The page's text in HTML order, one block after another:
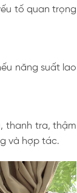
tố quan trọng
năng suất lao
thanh tra, thậm
và hợp tác.